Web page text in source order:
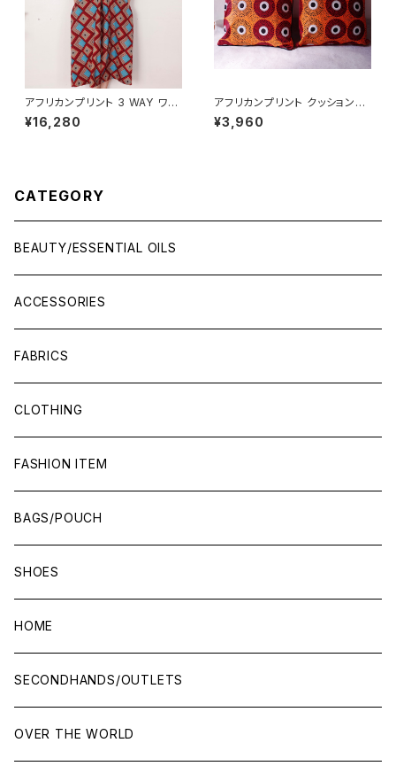
アフリカンプリント 3 WAY ワン
ピース 七分袖 (S丈)
¥16,280
アフリカンプリント クッションカ
バー circles
¥3,960
CATEGORY
BEAUTY/ESSENTIAL OILS
ACCESSORIES
FABRICS
CLOTHING
FASHION ITEM
BAGS/POUCH
SHOES
HOME
SECONDHANDS/OUTLETS
OVER THE WORLD